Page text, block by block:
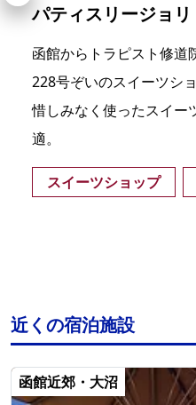
パティスリージョ
函館からトラピスト修道
228号ぞいのスイーツシ
惜しみなく使ったスイー
適。
スイーツショップ
近くの宿泊施設
函館近郊・大沼